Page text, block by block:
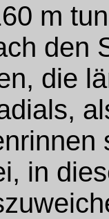
m
den
die
in